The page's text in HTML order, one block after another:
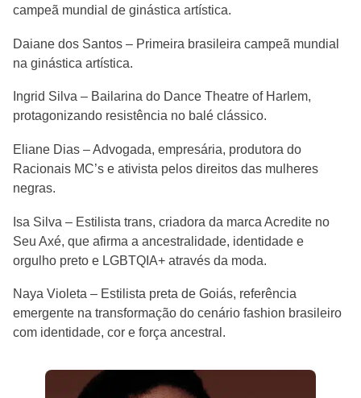
campeã mundial de ginástica artística.
Daiane dos Santos – Primeira brasileira campeã mundial
na ginástica artística.
Ingrid Silva – Bailarina do Dance Theatre of Harlem,
protagonizando resistência no balé clássico.
Eliane Dias – Advogada, empresária, produtora do
Racionais MC’s e ativista pelos direitos das mulheres
negras.
Isa Silva – Estilista trans, criadora da marca Acredite no
Seu Axé, que afirma a ancestralidade, identidade e
orgulho preto e LGBTQIA+ através da moda.
Naya Violeta – Estilista preta de Goiás, referência
emergente na transformação do cenário fashion brasileiro
com identidade, cor e força ancestral.